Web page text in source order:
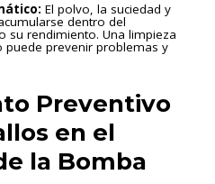
El polvo, la suciedad y
dentro del
su rendimiento. Una limpieza
puede prevenir problemas y
Preventivo
en el
la Bomba